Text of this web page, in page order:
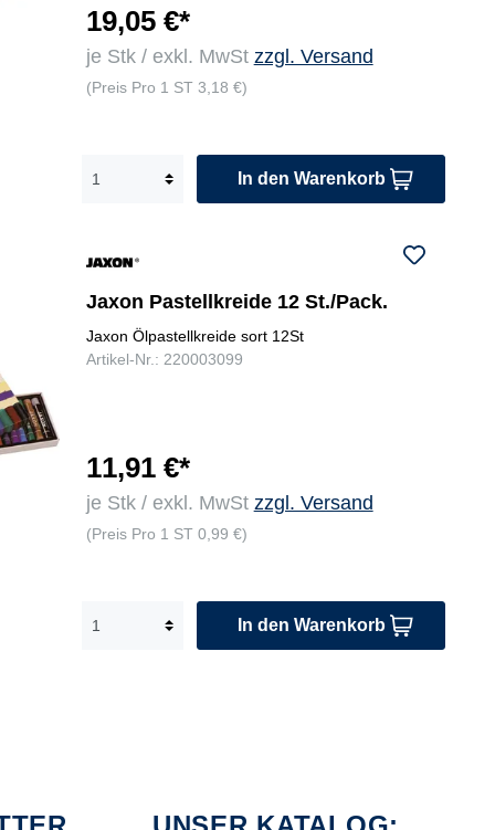
19,05 €*
je Stk / exkl. MwSt zzgl. Versand
(Preis Pro 1 ST 3,18 €)
In den Warenkorb
Jaxon Pastellkreide 12 St./Pack.
Jaxon Ölpastellkreide sort 12St
Artikel-Nr.: 220003099
11,91 €*
je Stk / exkl. MwSt zzgl. Versand
(Preis Pro 1 ST 0,99 €)
In den Warenkorb